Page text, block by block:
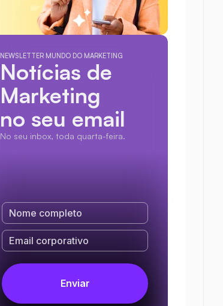
NEWSLETTER MUNDO DO MARKETING
Notícias de
Marketing
no seu email
No seu inbox, toda quarta-feira.